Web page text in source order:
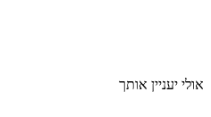
אולי יעניין אותך